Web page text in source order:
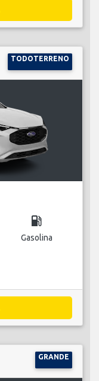
TODOTERRENO
local_gas_station
Gasolina
GRANDE